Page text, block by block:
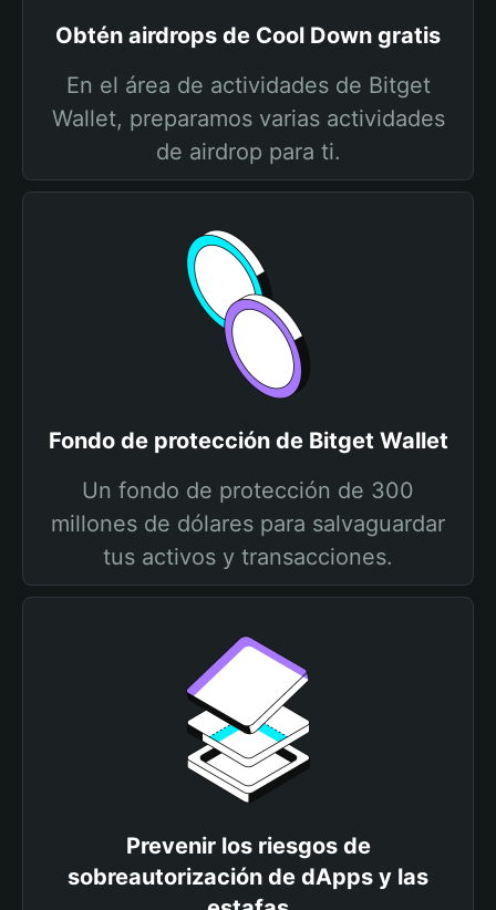
Obtén airdrops de Cool Down gratis
En el área de actividades de Bitget
Wallet, preparamos varias actividades
de airdrop para ti.
Fondo de protección de Bitget Wallet
Un fondo de protección de 300
millones de dólares para salvaguardar
tus activos y transacciones.
Prevenir los riesgos de
sobreautorización de dApps y las